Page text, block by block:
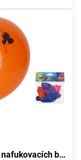
Sada 5 kusů nafukovacích balónků o průměru 30 cm - číslo 60